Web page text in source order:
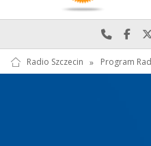
Radio Szczecin » Program